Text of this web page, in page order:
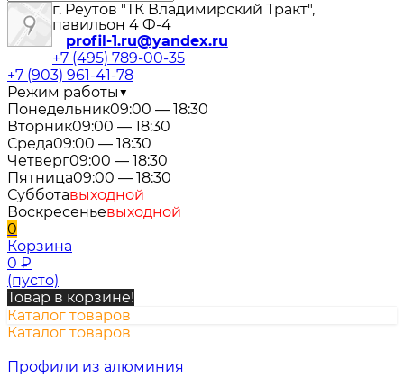
г. Реутов "ТК Владимирский Тракт",
павильон 4 Ф-4
profil-1.ru@yandex.ru
+7 (495) 789-00-35
+7 (903) 961-41-78
Режим работы▼
Понедельник09:00 — 18:30
Вторник09:00 — 18:30
Среда09:00 — 18:30
Четверг09:00 — 18:30
Пятница09:00 — 18:30
Субботавыходной
Воскресеньевыходной
0
Корзина
0 ₽
(пусто)
Товар в корзине!
Каталог товаров
Каталог товаров
Профили из алюминия